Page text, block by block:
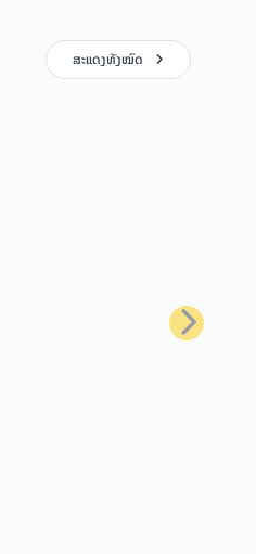
ສະແດງທັງໝົດ
ຕໍ່ໄປ